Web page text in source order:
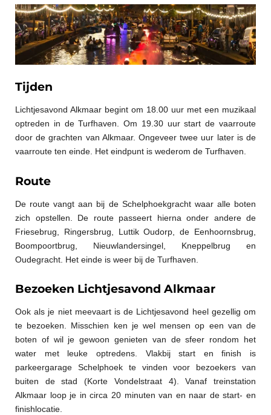
Tijden
Lichtjesavond Alkmaar begint om 18.00 uur met een muzikaal
optreden in de Turfhaven. Om 19.30 uur start de vaarroute
door de grachten van Alkmaar. Ongeveer twee uur later is de
vaarroute ten einde. Het eindpunt is wederom de Turfhaven.
Route
De route vangt aan bij de Schelphoekgracht waar alle boten
zich opstellen. De route passeert hierna onder andere de
Friesebrug, Ringersbrug, Luttik Oudorp, de Eenhoornsbrug,
Boompoortbrug, Nieuwlandersingel, Kneppelbrug en
Oudegracht. Het einde is weer bij de Turfhaven.
Bezoeken Lichtjesavond Alkmaar
Ook als je niet meevaart is de Lichtjesavond heel gezellig om
te bezoeken. Misschien ken je wel mensen op een van de
boten of wil je gewoon genieten van de sfeer rondom het
water met leuke optredens. Vlakbij start en finish is
parkeergarage Schelphoek te vinden voor bezoekers van
buiten de stad (Korte Vondelstraat 4). Vanaf treinstation
Alkmaar loop je in circa 20 minuten van en naar de start- en
finishlocatie.